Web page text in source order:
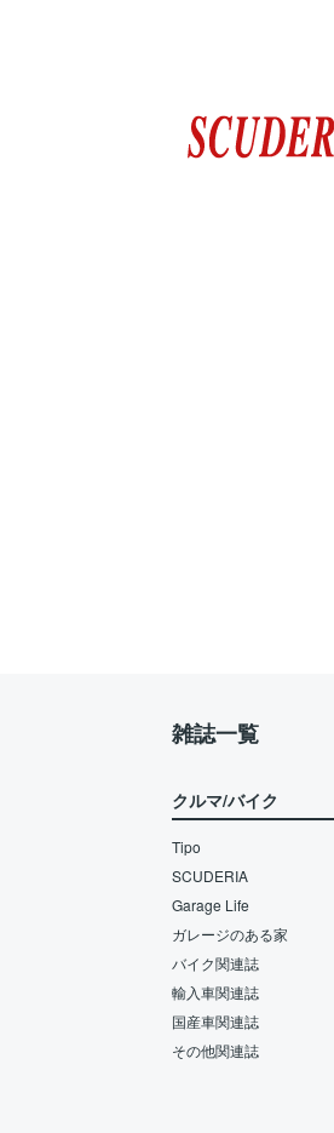
雑誌一覧
クルマ/バイク
Tipo
SCUDERIA
Garage Life
ガレージのある家
バイク関連誌
輸入車関連誌
国産車関連誌
その他関連誌